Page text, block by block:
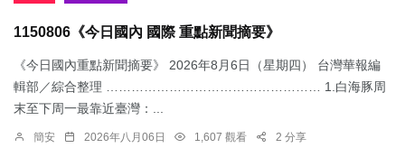
1150806《今日國內 國際 重點新聞摘要》
《今日國內重點新聞摘要》 2026年8月6日（星期四） 台灣華報編
輯部／綜合整理 …………………………………………… 1.​白海豚周
末至下周一最靠近臺灣：...
簡安 2026年八月06日 1,607 觀看 2 分享